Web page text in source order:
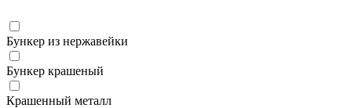
Бункер из нержавейки
Бункер крашеный
Крашенный металл